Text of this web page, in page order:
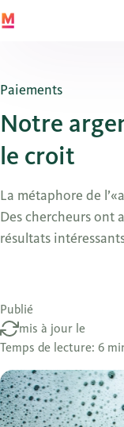
Paiements
Notre
le croit
La métaphore de
Des chercheurs ont
résultats
Publié
mis à jour le
Temps de lecture: 6